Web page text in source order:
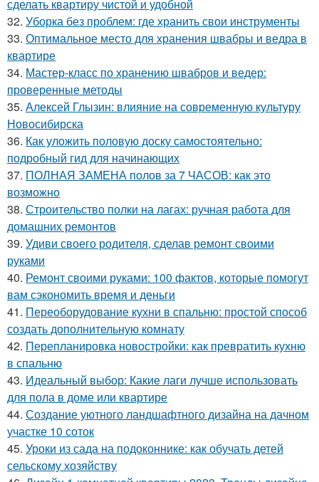
сделать квартиру чистой и удобной
32. Уборка без проблем: где хранить свои инструменты
33. Оптимальное место для хранения швабры и ведра в
квартире
34. Мастер-класс по хранению швабров и ведер:
проверенные методы
35. Алексей Глызин: влияние на современную культуру
Новосибирска
36. Как уложить половую доску самостоятельно:
подробный гид для начинающих
37. ПОЛНАЯ ЗАМЕНА полов за 7 ЧАСОВ: как это
возможно
38. Строительство полки на лагах: ручная работа для
домашних ремонтов
39. Удиви своего родителя, сделав ремонт своими
руками
40. Ремонт своими руками: 100 фактов, которые помогут
вам сэкономить время и деньги
41. Переоборудование кухни в спальню: простой способ
создать дополнительную комнату
42. Перепланировка новостройки: как превратить кухню
в спальню
43. Идеальный выбор: Какие лаги лучше использовать
для пола в доме или квартире
44. Создание уютного ландшафтного дизайна на дачном
участке 10 соток
45. Уроки из сада на подоконнике: как обучать детей
сельскому хозяйству